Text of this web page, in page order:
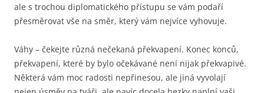
ale s trochou diplomatického přístupu se vám podaří
přesměrovat vše na směr, který vám nejvíce vyhovuje.
Váhy – čekejte různá nečekaná překvapení. Konec konců,
překvapení, které by bylo očekávané není nijak překvapivé.
Některá vám moc radosti nepřinesou, ale jiná vyvolají